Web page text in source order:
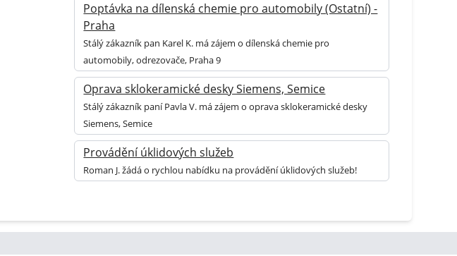
Poptávka na dílenská chemie pro automobily (Ostatní) -
Praha
Stálý zákazník pan Karel K. má zájem o dílenská chemie pro
automobily, odrezovače, Praha 9
Oprava sklokeramické desky Siemens, Semice
Stálý zákazník paní Pavla V. má zájem o oprava sklokeramické desky
Siemens, Semice
Provádění úklidových služeb
Roman J. žádá o rychlou nabídku na provádění úklidových služeb!